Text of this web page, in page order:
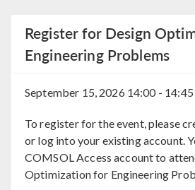
Register for Design
Engineering Problems
September 15, 2026 14:00 - 14:45
To register for the event, please
or log into your existing account.
COMSOL Access account to
Optimization for Engineering